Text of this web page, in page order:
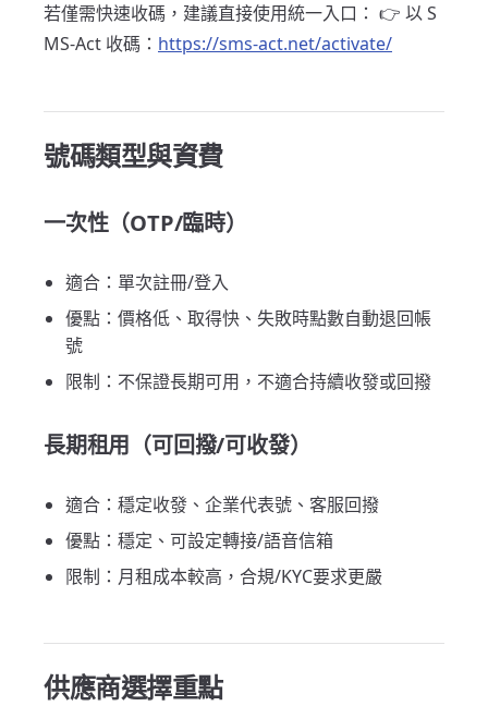
若僅需快速收碼，建議直接使用統一入口： 👉 以 S
MS-Act 收碼： https://sms-act.net/activate/
號碼類型與資費
一次性（OTP/臨時）
適合：單次註冊/登入
優點：價格低、取得快、失敗時點數自動退回帳
號
限制：不保證長期可用，不適合持續收發或回撥
長期租用（可回撥/可收發）
適合：穩定收發、企業代表號、客服回撥
優點：穩定、可設定轉接/語音信箱
限制：月租成本較高，合規/KYC要求更嚴
供應商選擇重點